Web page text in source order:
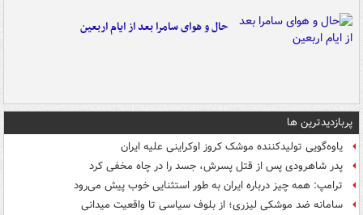
حال و هوای سامرا بعد از ایام اربعین
پربازدیدترین ها
یاوه‌گویی تولیدکننده موشک کروز اوکراینی علیه ایران
پدر شاهرودی پس از قتل پسرش، جسد را در چاه مخفی کرد
ترامپ: همه چیز درباره ایران به طور استثنایی خوب پیش می‌رود
سامانه ضد موشکی لیزری؛ از بلوف سیاسی تا واقعیت میدانی